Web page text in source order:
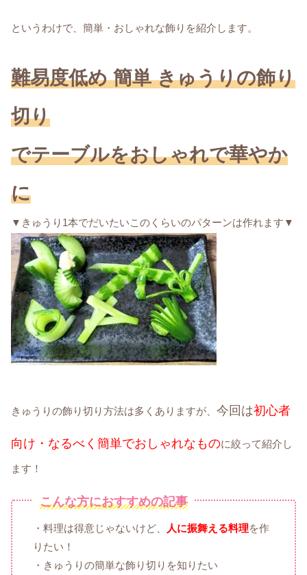
というわけで、簡単・おしゃれな飾りを紹介します。
難易度低め 簡単 きゅうりの飾り
切り
でテーブルをおしゃれで華やか
に
▼きゅうり1本でだいたいこのくらいのパターンは作れます▼
きゅうりの飾り切り方法は多くありますが、 今回は初心者
向け・なるべく簡単でおしゃれなものに絞って紹介し
ます！
こんな方におすすめの記事
・料理は得意じゃないけど、 人に振舞える料理を作
りたい！
・きゅうりの簡単な飾り切りを知りたい